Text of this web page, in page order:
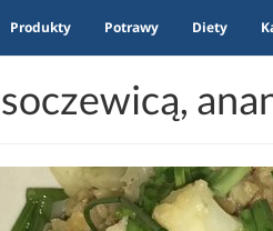
Produkty Potrawy Diety